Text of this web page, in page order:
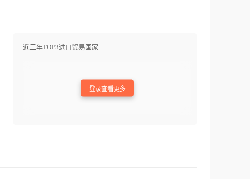
近三年TOP3进口贸易国家
登录查看更多